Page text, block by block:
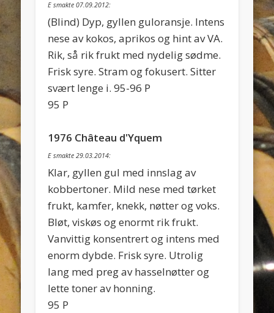
E smakte 07.09.2012:
(Blind) Dyp, gyllen guloransje. Intens
nese av kokos, aprikos og hint av VA.
Rik, så rik frukt med nydelig sødme.
Frisk syre. Stram og fokusert. Sitter
svært lenge i. 95-96 P
95 P
1976 Château d'Yquem
E smakte 29.03.2014:
Klar, gyllen gul med innslag av
kobbertoner. Mild nese med tørket
frukt, kamfer, knekk, nøtter og voks.
Bløt, viskøs og enormt rik frukt.
Vanvittig konsentrert og intens med
enorm dybde. Frisk syre. Utrolig
lang med preg av hasselnøtter og
lette toner av honning.
95 P